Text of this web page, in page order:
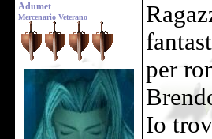
Adumet
Mercenario Veterano
per
Io